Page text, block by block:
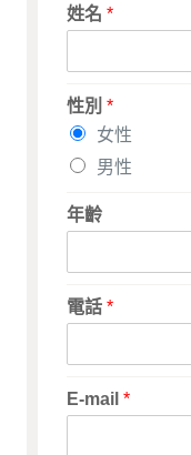
姓名*
性別*
女性
男性
年齡
電話*
E-mail*